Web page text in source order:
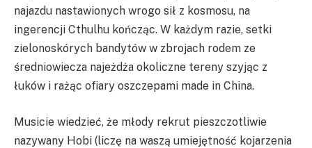
najazdu nastawionych wrogo sił z kosmosu, na
ingerencji Cthulhu kończąc. W każdym razie, setki
zielonoskórych bandytów w zbrojach rodem ze
średniowiecza najeżdża okoliczne tereny szyjąc z
łuków i rażąc ofiary oszczepami made in China.
Musicie wiedzieć, że młody rekrut pieszczotliwie
nazywany Hobi (liczę na waszą umiejętność kojarzenia